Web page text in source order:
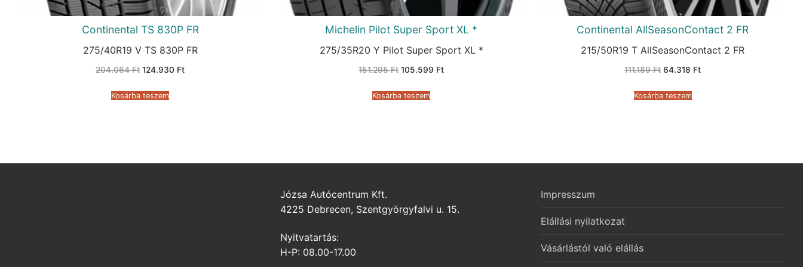
Continental TS 830P FR
275/40R19 V TS 830P FR
204.064Ft Original
204.064 Ft.
124.930 FtCurrent
Kosárba teszem
Michelin Pilot Super Sport XL *
275/35R20 Y Pilot Super Sport XL *
151.295Ft Original
151.295 Ft.
105.599 FtCurrent
Kosárba teszem
Continental AllSeasonContact 2 FR
215/50R19 T AllSeasonContact 2 FR
111.189Ft Original
111.189 Ft.
64.318 FtCurrent
Kosárba teszem
Józsa Autócentrum Kft.
4225 Debrecen, Szentgyörgyfalvi u. 15.
Nyitvatartás:
H-P: 08.00-17.00
Impresszum
Elállási nyilatkozat
Vásárlástól való elállás